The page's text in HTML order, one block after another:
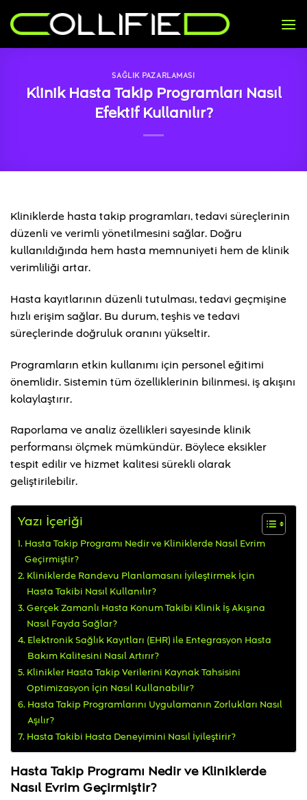
atla
SAĞLIK PAZARLAMASI
Klinik Hasta Takip Programları Nasıl
Efektif Kullanılır?
Kliniklerde hasta takip programları, tedavi süreçlerinin
düzenli ve verimli yönetilmesini sağlar. Doğru
kullanıldığında hem hasta memnuniyeti hem de klinik
verimliliği artar.
Hasta kayıtlarının düzenli tutulması, tedavi geçmişine
hızlı erişim sağlar. Bu durum, teşhis ve tedavi
süreçlerinde doğruluk oranını yükseltir.
Programların etkin kullanımı için personel eğitimi
önemlidir. Sistemin tüm özelliklerinin bilinmesi, iş akışını
kolaylaştırır.
Raporlama ve analiz özellikleri sayesinde klinik
performansı ölçmek mümkündür. Böylece eksikler
tespit edilir ve hizmet kalitesi sürekli olarak
geliştirilebilir.
Yazı İçeriği
Hasta Takip Programı Nedir ve Kliniklerde Nasıl Evrim
Geçirmiştir?
Kliniklerde Randevu Planlamasını İyileştirmek İçin
Hasta Takibi Nasıl Kullanılır?
Gerçek Zamanlı Hasta Konum Takibi Klinik İş Akışına
Nasıl Fayda Sağlar?
Elektronik Sağlık Kayıtları (EHR) ile Entegrasyon Hasta
Bakım Kalitesini Nasıl Artırır?
Klinikler Hasta Takip Verilerini Kaynak Tahsisini
Optimizasyon İçin Nasıl Kullanabilir?
Hasta Takip Programlarını Uygulamanın Zorlukları Nasıl
Aşılır?
Hasta Takibi Hasta Deneyimini Nasıl İyileştirir?
Hasta Takip Programı Nedir ve Kliniklerde
Nasıl Evrim Geçirmiştir?